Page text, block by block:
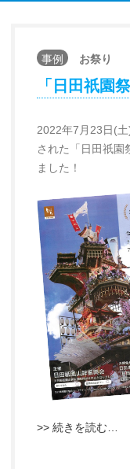
事例 お祭り
「日田祇園
2022年7月23日(
された「日田祇園
ました！
>> 続きを読む…